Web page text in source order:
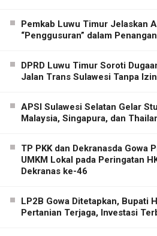
Pemkab Luwu Timur Jelaskan
“Penggusuran” dalam
DPRD Luwu Timur Soroti
Jalan Trans Sulawesi Tanpa
APSI Sulawesi Selatan Gelar
Malaysia, Singapura, dan
TP PKK dan Dekranasda Gowa
UMKM Lokal pada Peringatan
Dekranas ke-46
LP2B Gowa Ditetapkan, Bupati
Pertanian Terjaga, Investasi